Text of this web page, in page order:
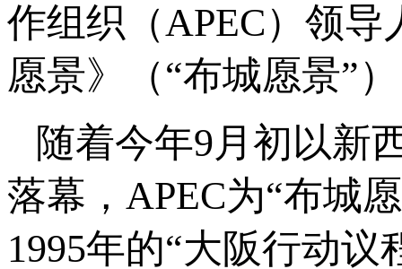
作组织（APEC）领导
愿景》（“布城愿景”
随着今年9月初以新
落幕，APEC为“布城
1995年的“大阪行动议